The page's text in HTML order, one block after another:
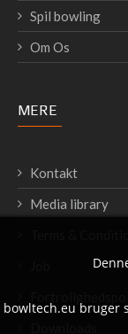
Spil bowling
Om Os
MERE
Kontakt
Media library
bowltech.eu